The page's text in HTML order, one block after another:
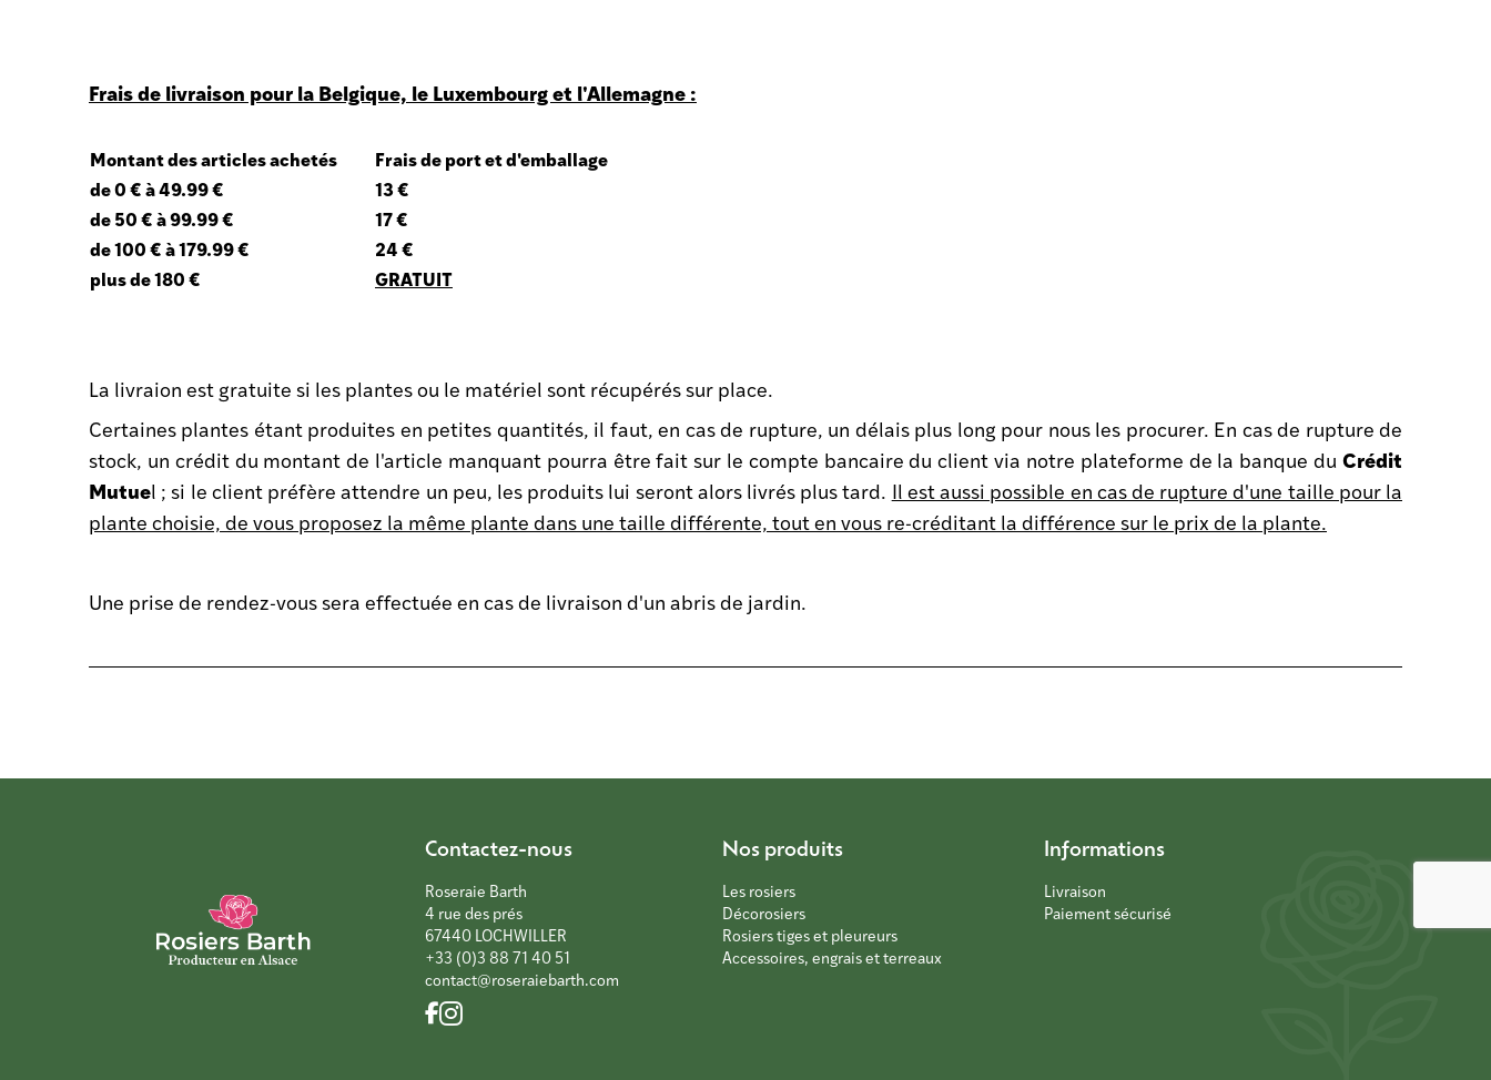
Frais de livraison pour la Belgique, le Luxembourg et l'Allemagne :
Montant des articles achetés
Frais de port et d'emballage
de 0 € à 49.99 €
13 €
de 50 € à 99.99 €
17 €
de 100 € à 179.99 €
24 €
plus de 180 €
GRATUIT
La livraion est gratuite si les plantes ou le matériel sont récupérés sur place.
Certaines plantes étant produites en petites quantités, il faut, en cas de rupture, un délais plus long pour nous les procurer. En cas de rupture de
stock, un crédit du montant de l'article manquant pourra être fait sur le compte bancaire du client via notre plateforme de la banque du Crédit
Mutuel ; si le client préfère attendre un peu, les produits lui seront alors livrés plus tard. Il est aussi possible en cas de rupture d'une taille pour la
plante choisie, de vous proposez la même plante dans une taille différente, tout en vous re-créditant la différence sur le prix de la plante.
Une prise de rendez-vous sera effectuée en cas de livraison d'un abris de jardin.
Contactez-nous
Roseraie Barth
4 rue des prés
67440 LOCHWILLER
+33 (0)3 88 71 40 51
contact@roseraiebarth.com
Nos produits
Les rosiers
Décorosiers
Rosiers tiges et pleureurs
Accessoires, engrais et terreaux
Informations
Livraison
Paiement sécurisé